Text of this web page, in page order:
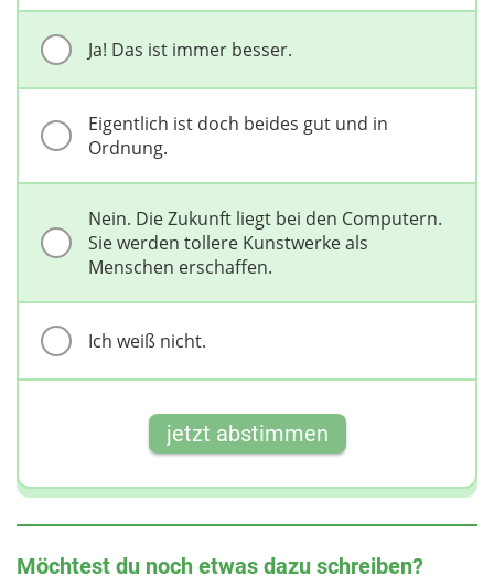
Ja! Das ist immer besser.
Eigentlich ist doch beides gut und in
Ordnung.
Nein. Die Zukunft liegt bei den Computern.
Sie werden tollere Kunstwerke als
Menschen erschaffen.
Ich weiß nicht.
jetzt abstimmen
Möchtest du noch etwas dazu schreiben?